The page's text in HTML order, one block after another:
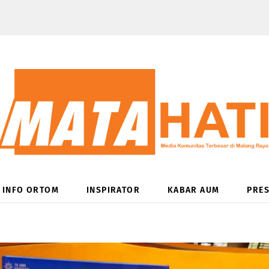
INFO ORTOM INSPIRATOR KABAR AUM